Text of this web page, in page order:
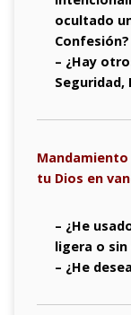
ocultado
Confesión?
– ¿Hay
Seguridad,
tu Dios en
– ¿He
ligera o sin
– ¿He